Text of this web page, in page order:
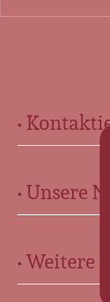
•
Für Sie in
Marktstr. 13
0 36 24 - 30
Für Sie in
Marktstraße
0 36 23 - 31
• Unsere
• Weitere